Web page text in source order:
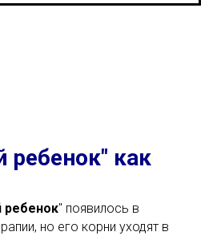
ребенок" как
ребенок" появилось в
но его корни уходят в